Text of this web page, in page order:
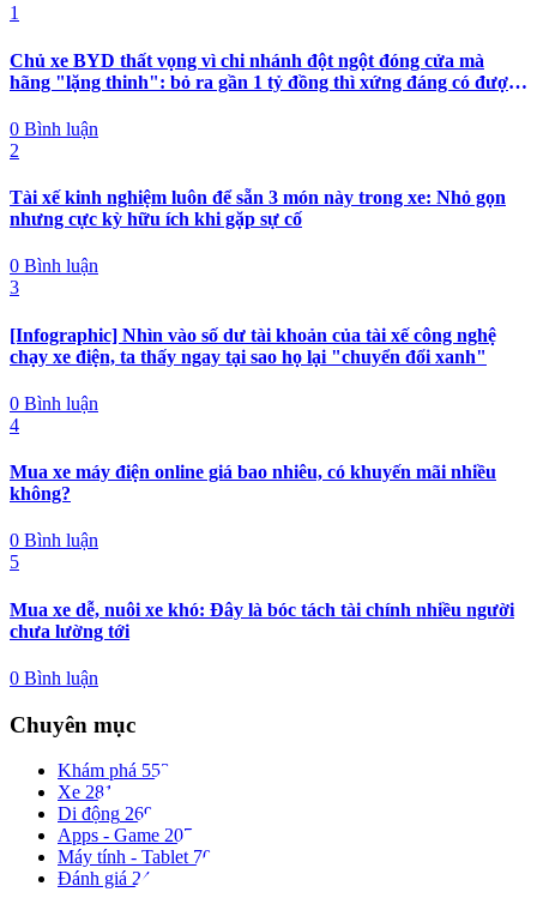
1
Chủ xe BYD thất vọng vì chi nhánh đột ngột đóng cửa mà
hãng "lặng thinh": bỏ ra gần 1 tỷ đồng thì xứng đáng có được
0 Bình luận
2
Tài xế kinh nghiệm luôn để sẵn 3 món này trong xe: Nhỏ gọn
nhưng cực kỳ hữu ích khi gặp sự cố
0 Bình luận
3
[Infographic] Nhìn vào số dư tài khoản của tài xế công nghệ
chạy xe điện, ta thấy ngay tại sao họ lại "chuyển đổi xanh"
0 Bình luận
4
Mua xe máy điện online giá bao nhiêu, có khuyến mãi nhiều
không?
0 Bình luận
5
Mua xe dễ, nuôi xe khó: Đây là bóc tách tài chính nhiều người
chưa lường tới
0 Bình luận
Chuyên mục
Khám phá 553
Xe 281
Di động 269
Apps - Game 207
Máy tính - Tablet 70
Đánh giá 24